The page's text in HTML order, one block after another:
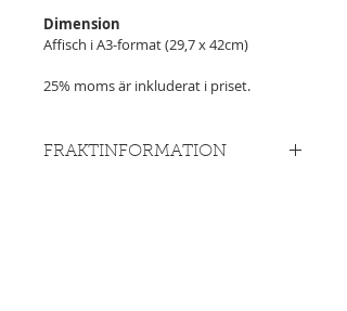
Dimension
Affisch i A3-format (29,7 x 42cm)
25% moms är inkluderat i priset.
FRAKTINFORMATION